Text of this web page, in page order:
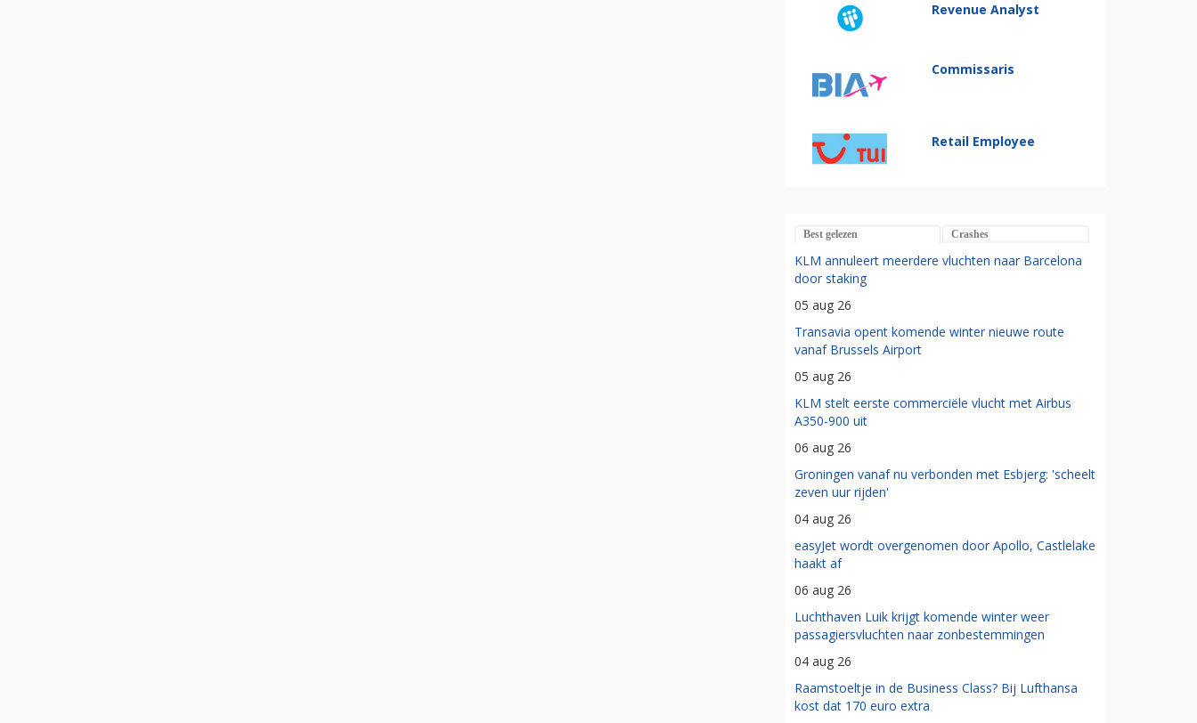
Revenue Analyst
Commissaris
Retail Employee
Best gelezen Crashes
KLM annuleert meerdere vluchten naar Barcelona
door staking
05 aug 26
Transavia opent komende winter nieuwe route
vanaf Brussels Airport
05 aug 26
KLM stelt eerste commerciële vlucht met Airbus
A350-900 uit
06 aug 26
Groningen vanaf nu verbonden met Esbjerg: 'scheelt
zeven uur rijden'
04 aug 26
easyJet wordt overgenomen door Apollo, Castlelake
haakt af
06 aug 26
Luchthaven Luik krijgt komende winter weer
passagiersvluchten naar zonbestemmingen
04 aug 26
Raamstoeltje in de Business Class? Bij Lufthansa
kost dat 170 euro extra